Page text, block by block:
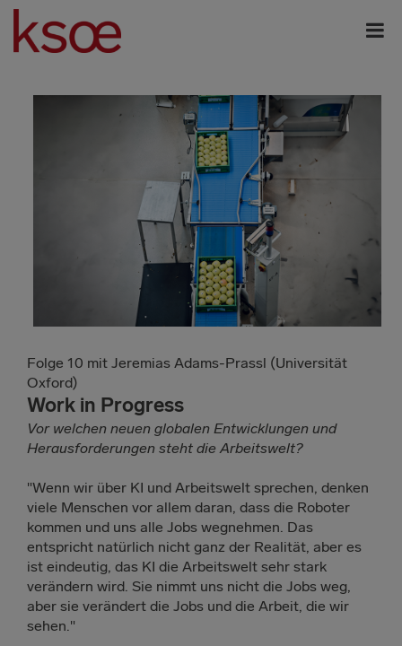
Folge 10 mit Jeremias Adams-Prassl (Universität
Oxford)
Work in Progress
Vor welchen neuen globalen Entwicklungen und
Herausforderungen steht die Arbeitswelt?
"Wenn wir über KI und Arbeitswelt sprechen, denken
viele Menschen vor allem daran, dass die Roboter
kommen und uns alle Jobs wegnehmen. Das
entspricht natürlich nicht ganz der Realität, aber es
ist eindeutig, das KI die Arbeitswelt sehr stark
verändern wird. Sie nimmt uns nicht die Jobs weg,
aber sie verändert die Jobs und die Arbeit, die wir
sehen."